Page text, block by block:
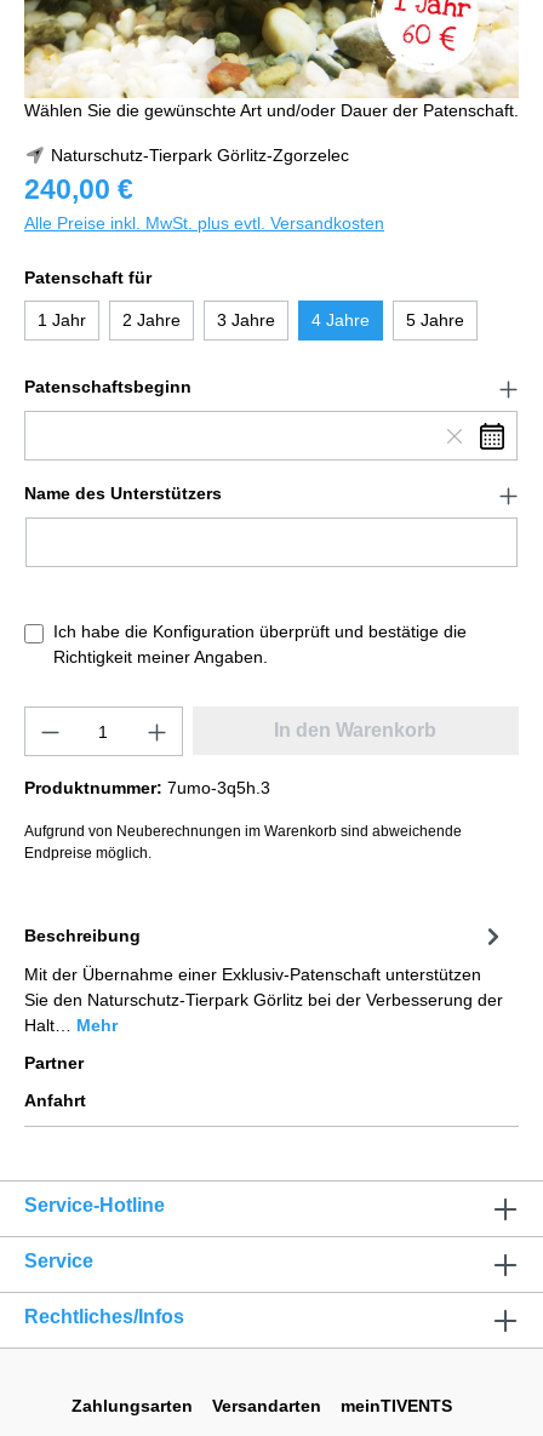
Wählen Sie die gewünschte Art und/oder Dauer der Patenschaft.
Naturschutz-Tierpark Görlitz-Zgorzelec
240,00 €
Alle Preise inkl. MwSt. plus evtl. Versandkosten
Patenschaft für
1 Jahr 2 Jahre 3 Jahre 4 Jahre 5 Jahre
Patenschaftsbeginn
Name des Unterstützers
Ich habe die Konfiguration überprüft und bestätige die
Richtigkeit meiner Angaben.
In den Warenkorb
Produktnummer: 7umo-3q5h.3
Aufgrund von Neuberechnungen im Warenkorb sind abweichende
Endpreise möglich.
Beschreibung
Mit der Übernahme einer Exklusiv-Patenschaft unterstützen
Sie den Naturschutz-Tierpark Görlitz bei der Verbesserung der
Halt… Mehr
Partner
Anfahrt
Service-Hotline
Service
Rechtliches/Infos
Zahlungsarten Versandarten
meinTIVENTS